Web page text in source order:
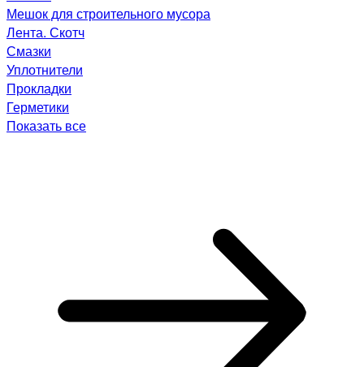
Мешок для строительного мусора
Лента. Скотч
Смазки
Уплотнители
Прокладки
Герметики
Показать все